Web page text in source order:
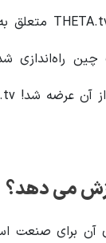
می دهد؟
آن برای صنعت